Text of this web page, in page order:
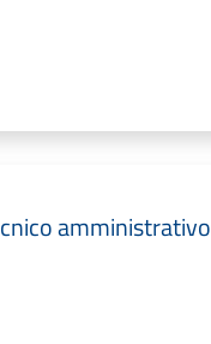
amministrativo